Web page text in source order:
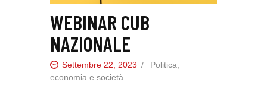
INTERNAZIONALE
RASSEGNA STAMPA
WEBINAR CUB
NAZIONALE
Settembre 22, 2023
Politica,
economia e società